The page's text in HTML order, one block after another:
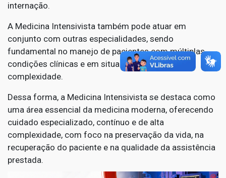
internação.
A Medicina Intensivista também pode atuar em
conjunto com outras especialidades, sendo
fundamental no manejo de pacientes com múltiplas
condições clínicas e em situações de alta
complexidade.
Dessa forma, a Medicina Intensivista se destaca como
uma área essencial da medicina moderna, oferecendo
cuidado especializado, contínuo e de alta
complexidade, com foco na preservação da vida, na
recuperação do paciente e na qualidade da assistência
prestada.